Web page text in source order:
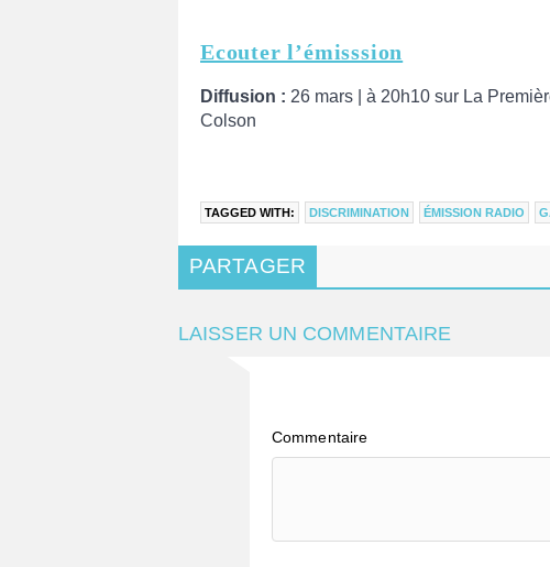
Ecouter l’émisssion
Diffusion : 26 mars | à 20h10 sur La
Colson
TAGGED WITH: DISCRIMINATION ÉMISSION RADIO
PARTAGER
LAISSER UN COMMENTAIRE
Commentaire